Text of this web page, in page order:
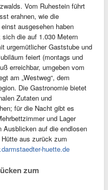
Vom Ruhestein führt
erahnen, wie die
ausgesehen haben
die auf 1.030 Metern
urgemütlicher Gaststube und
feiert (montags und
erreichbar, umgeben vom
am „Westweg“, dem
Die Gastronomie bietet
Zutaten und
für die Nacht gibt es
und Lager
auf die endlosen
aus zurück zum
huette.de
zum